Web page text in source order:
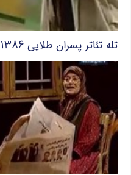
تله تئاتر پسران طلایی ۱۳۸۶ – کامل